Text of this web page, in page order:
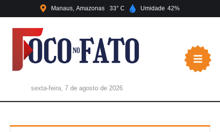
Manaus Amazonas 33 Umidade 42
sexta-feira, 7 de agosto de 2026